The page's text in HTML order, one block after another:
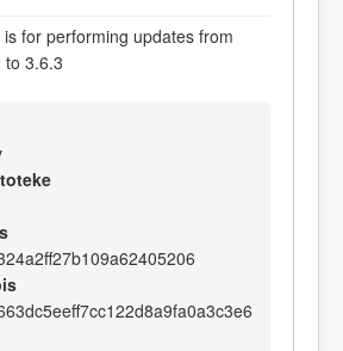
for performing updates from
to 3.6.3